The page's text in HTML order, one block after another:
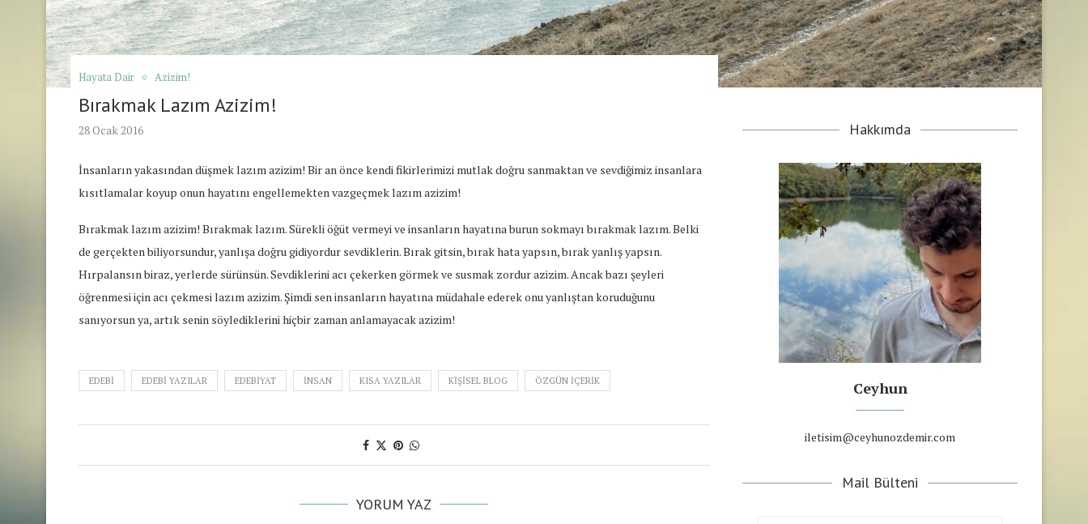
Hayata Dair Azizim!
Bırakmak Lazım Azizim!
28 Ocak 2016
İnsanların yakasından düşmek lazım azizim! Bir an önce kendi fikirlerimizi mutlak doğru sanmaktan ve sevdiğimiz insanlara
kısıtlamalar koyup onun hayatını engellemekten vazgeçmek lazım azizim!
Bırakmak lazım azizim! Bırakmak lazım. Sürekli öğüt vermeyi ve insanların hayatına burun sokmayı bırakmak lazım. Belki
de gerçekten biliyorsundur, yanlışa doğru gidiyordur sevdiklerin. Bırak gitsin, bırak hata yapsın, bırak yanlış yapsın.
Hırpalansın biraz, yerlerde sürünsün. Sevdiklerini acı çekerken görmek ve susmak zordur azizim. Ancak bazı şeyleri
öğrenmesi için acı çekmesi lazım azizim. Şimdi sen insanların hayatına müdahale ederek onu yanlıştan koruduğunu
sanıyorsun ya, artık senin söylediklerini hiçbir zaman anlamayacak azizim!
EDEBI EDEBI YAZILAR EDEBIYAT INSAN KISA YAZILAR KIŞISEL BLOG ÖZGÜN IÇERIK
YORUM YAZ
Hakkımda
Ceyhun
iletisim@ceyhunozdemir.com
Mail Bülteni